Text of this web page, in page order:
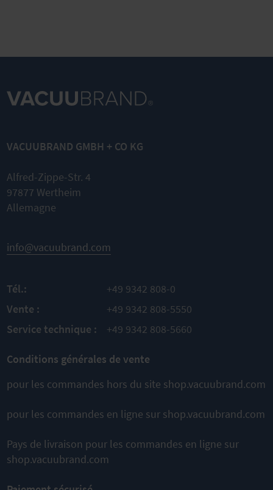
VACUUBRAND GMBH + CO KG
Alfred-Zippe-Str. 4
97877 Wertheim
Allemagne
info@vacuubrand.com
Tél.:
+49 9342 808-0
Vente :
+49 9342 808-5550
Service technique :
+49 9342 808-5660
Conditions générales de vente
pour les commandes hors du site shop.vacuubrand.com
pour les commandes en ligne sur shop.vacuubrand.com
Pays de livraison pour les commandes en ligne sur
shop.vacuubrand.com